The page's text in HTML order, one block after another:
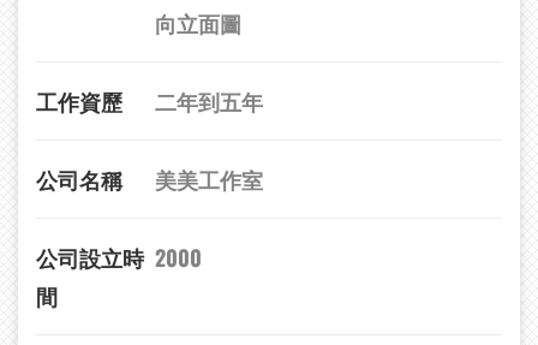
向立面圖
工作資歷 二年到五年
公司名稱 美美工作室
公司設立時
間
2000